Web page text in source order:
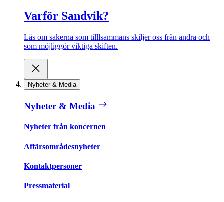
Varför Sandvik?
Läs om sakerna som tilllsammans skiljer oss från andra och
som möjliggör viktiga skiften.
Nyheter & Media
Nyheter & Media
Nyheter från koncernen
Affärsområdesnyheter
Kontaktpersoner
Pressmaterial